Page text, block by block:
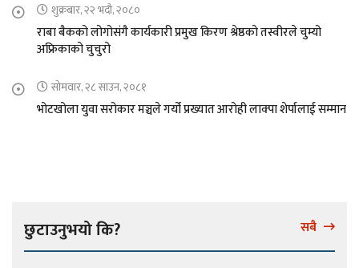
शुक्रबार, २२ भदौ, २०८०
राबा बैकको लोगोसंगै कार्यकारी प्रमुख किरण श्रेष्ठको तस्वीरले चुम्यो
अफ्रिकाको चुचुरो
सोमवार, २८ साउन, २०८१
भोटखोला युवा सरोकार मञ्चले गर्यो प्रख्यात आरोही लाक्पा शेर्पालाई सम्मान
छुटाउनुभयो कि? सबै